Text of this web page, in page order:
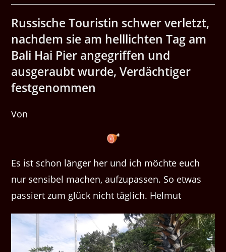
Russische Touristin schwer verletzt,
nachdem sie am helllichten Tag am
Bali Hai Pier angegriffen und
ausgeraubt wurde, Verdächtiger
festgenommen
Von
Es ist schon länger her und ich möchte euch
nur sensibel machen, aufzupassen. So etwas
passiert zum glück nicht täglich. Helmut